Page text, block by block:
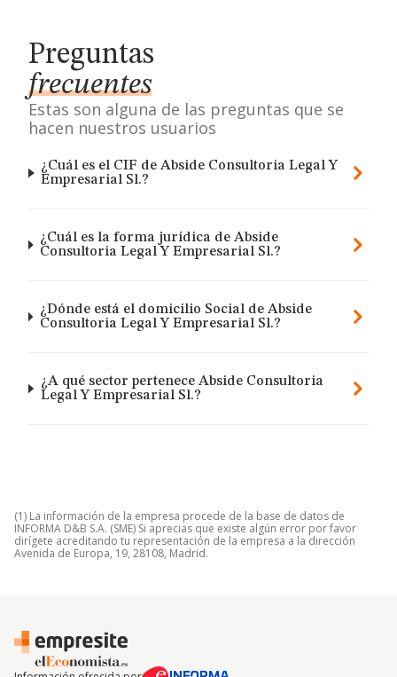
Preguntas
frecuentes
Estas son alguna de las preguntas que se
hacen nuestros usuarios
¿Cuál es el CIF de Abside Consultoria Legal Y
Empresarial Sl.?
¿Cuál es la forma jurídica de Abside
Consultoria Legal Y Empresarial Sl.?
¿Dónde está el domicilio Social de Abside
Consultoria Legal Y Empresarial Sl.?
¿A qué sector pertenece Abside Consultoria
Legal Y Empresarial Sl.?
(1) La información de la empresa procede de la base de datos de
INFORMA D&B S.A. (SME) Si aprecias que existe algún error por favor
dirígete acreditando tu representación de la empresa a la dirección
Avenida de Europa, 19, 28108, Madrid.